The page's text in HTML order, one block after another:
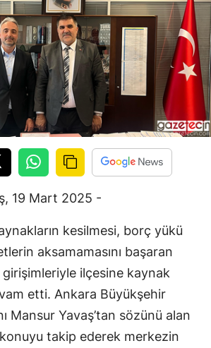
19 Mart 2025 -
kesilmesi, borç yükü
aksamamasını başaran
ilçesine kaynak
etti. Ankara Büyükşehir
Mansur Yavaş’tan sözünü alan
takip ederek merkezin